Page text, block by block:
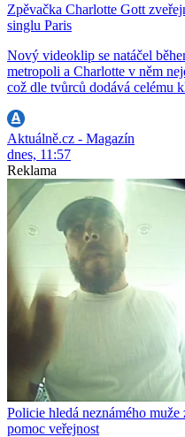
Zpěvačka Charlotte Gott
singlu Paris
Nový videoklip se natáčel
metropoli a Charlotte v něm
což dle tvůrců dodává celému
Aktuálně.cz - Magazín
dnes, 11:57
Reklama
Policie hledá neznámého
pomoc veřejnost